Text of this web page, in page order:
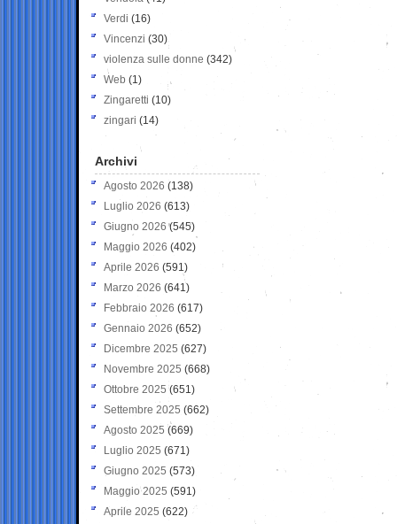
Verdi (16)
Vincenzi (30)
violenza sulle donne (342)
Web (1)
Zingaretti (10)
zingari (14)
Archivi
Agosto 2026 (138)
Luglio 2026 (613)
Giugno 2026 (545)
Maggio 2026 (402)
Aprile 2026 (591)
Marzo 2026 (641)
Febbraio 2026 (617)
Gennaio 2026 (652)
Dicembre 2025 (627)
Novembre 2025 (668)
Ottobre 2025 (651)
Settembre 2025 (662)
Agosto 2025 (669)
Luglio 2025 (671)
Giugno 2025 (573)
Maggio 2025 (591)
Aprile 2025 (622)